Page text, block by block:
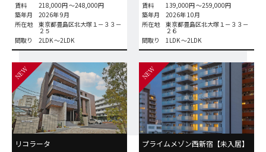
賃料
218,000円 〜248,000円
築年月
2026年 9月
所在地
東京都豊島区北大塚１－３３－
２５
間取り
2LDK 〜2LDK
賃料
139,000円 〜259,000円
築年月
2026年 10月
所在地
東京都豊島区北大塚１－３３－
２６
間取り
1LDK 〜2LDK
NEW
リコラータ
NEW
プライムメゾン西新宿【未入居】